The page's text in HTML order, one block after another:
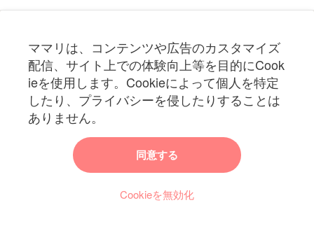
ママリは、コンテンツや広告のカスタマイズ
配信、サイト上での体験向上等を目的にCook
ieを使用します。Cookieによって個人を特定
したり、プライバシーを侵したりすることは
ありません。
同意する
Cookieを無効化
妊娠〜子育て中のお役立ち情報を配信中
ママリからのお知らせ
ママリ編集部がみなさんのご意見をもとに記事を作成させていただきま